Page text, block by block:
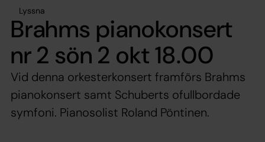
Lyssna
Brahms pianokonsert
nr 2 sön 2 okt 18.00
Vid denna orkesterkonsert framförs Brahms
pianokonsert samt Schuberts ofullbordade
symfoni. Pianosolist Roland Pöntinen.